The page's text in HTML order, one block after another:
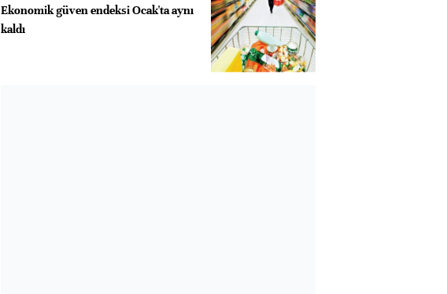
Ekonomik güven endeksi Ocak'ta aynı
kaldı